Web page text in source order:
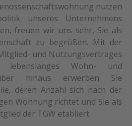
nutzen
unseres Unternehmens
freuen wir uns sehr, Sie als
zu begrüßen. Mit der
und Nutzungsvertrages
Wohn- und
hinaus erwerben Sie
deren Anzahl sich nach der
Wohnung richtet und Sie als
der TGW etabliert.